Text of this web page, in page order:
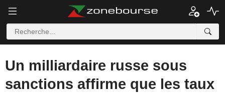
Un milliardaire russe sous
sanctions affirme que les taux